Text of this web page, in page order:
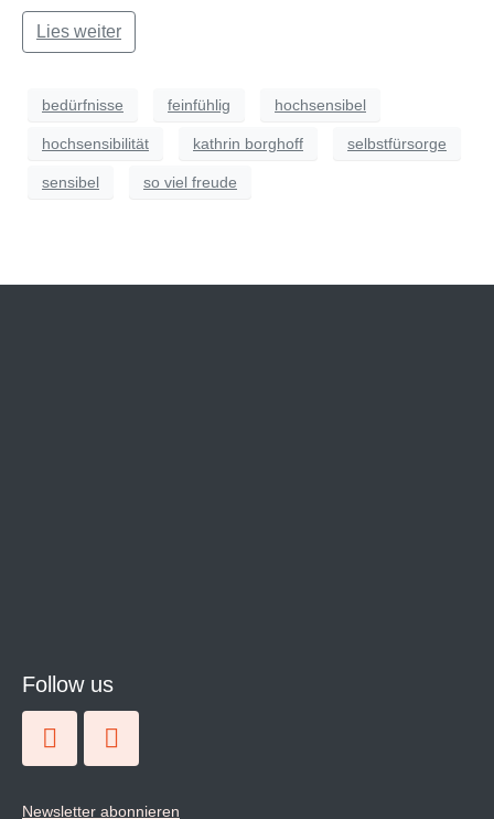
Lies weiter
bedürfnisse feinfühlig hochsensibel
hochsensibilität kathrin borghoff selbstfürsorge
sensibel so viel freude
Follow us
Newsletter abonnieren